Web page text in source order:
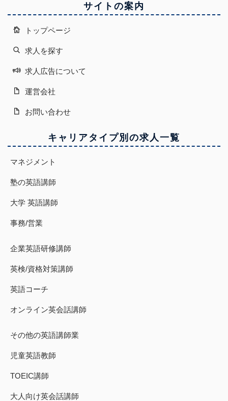
サイトの案内
トップページ
求人を探す
求人広告について
運営会社
お問い合わせ
キャリアタイプ別の求人一覧
マネジメント
塾の英語講師
大学 英語講師
事務/営業
企業英語研修講師
英検/資格対策講師
英語コーチ
オンライン英会話講師
その他の英語講師業
児童英語教師
TOEIC講師
大人向け英会話講師